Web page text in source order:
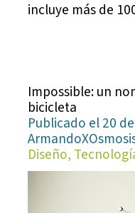
incluye más de
Impossible: un
bicicleta
Publicado el 20
Diseño,